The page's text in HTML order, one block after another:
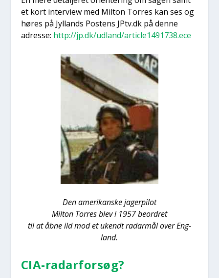
et kort inter­view med Milt­on Tor­res kan ses og
høres på Jyl­lands Postens JPtv.dk på den­ne
adres­se: http://jp.dk/udland/article1491738.ece
Den ame­ri­kan­ske jager­pi­lot
Milt­on Tor­res blev i 1957 beor­dret
til at åbne ild mod et ukendt radar­mål over Eng­
land.
CIA-radar­for­søg?